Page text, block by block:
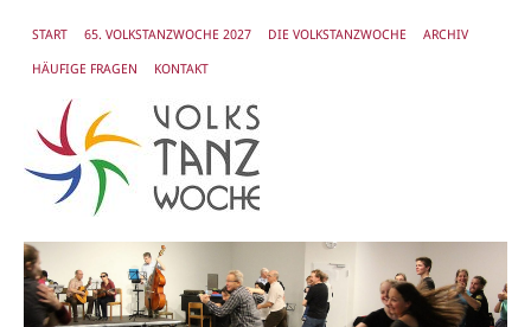
START 65. VOLKSTANZWOCHE 2027 DIE VOLKSTANZWOCHE ARCHIV
HÄUFIGE FRAGEN KONTAKT